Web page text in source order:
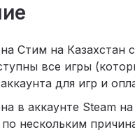
Стим на Казахстан
все игры
для игр и
в аккаунте Steam
нескольким